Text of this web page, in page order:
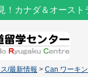
！カナダ＆オース
/最新情報 > Can ワーキ